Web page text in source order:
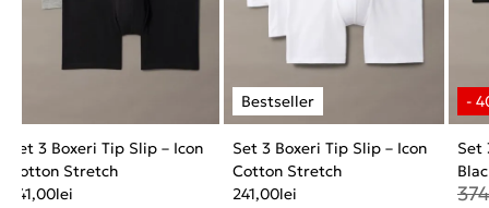
Set 3 Boxeri Tip Slip – Icon
Cotton Stretch
241,00lei
Set 3 Boxeri Tip Slip – Icon
Cotton Stretch
241,00lei
Set